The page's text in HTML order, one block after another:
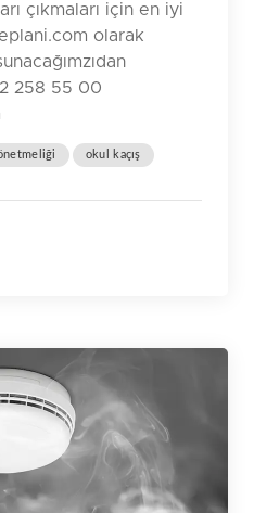
çıkmaları için en iyi
olarak
258 55 00
okul kaçış